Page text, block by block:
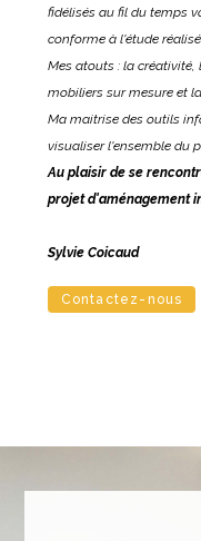
fidélisés au fil du temps
conforme à l'étude
Mes atouts : la
mobiliers sur mesure et
Ma maitrise des outils
visualiser l'ensemble du
Au plaisir de se
projet d'aménagement
Sylvie Coicaud
Contactez-nous